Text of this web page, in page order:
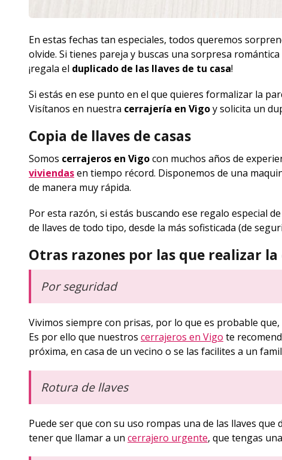
En estas fechas tan especiales, todos queremos
olvide. Si tienes pareja y buscas una sorpresa
¡regala el duplicado de las llaves de tu casa!
Si estás en ese punto en el que quieres formalizar la
Visítanos en nuestra cerrajería en Vigoy solicita un
Copia de llaves de casas
Somos cerrajeros en Vigocon muchos años de
viviendasen tiempo récord. Disponemos de una
de manera muy rápida.
Por esta razón, si estás buscando ese regalo especial
de llaves de todo tipo, desde la más sofisticada (de
Otras razones por las que realizar
Por seguridad
Vivimos siempre con prisas, por lo que es probable
Es por ello que nuestros cerrajeros en Vigo te
próxima, en casa de un vecino o se las facilites a un
Rotura de llaves
Puede ser que con su uso rompas una de las llaves que
tener que llamar a un cerrajero urgente, que tengas